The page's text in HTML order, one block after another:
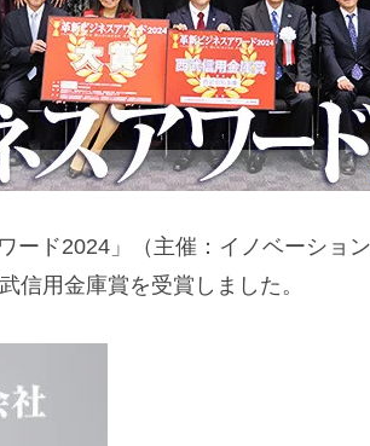
ード2024」（主催：イノベーショ
信用金庫賞を受賞しました。